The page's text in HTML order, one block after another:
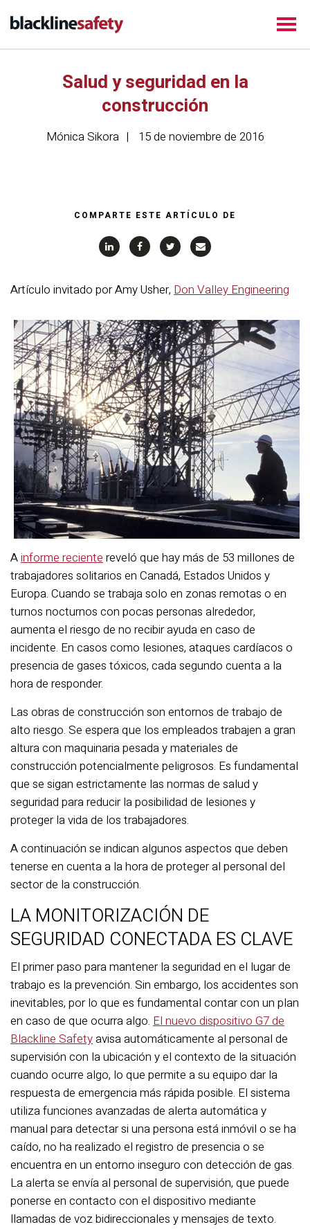
Salud y seguridad en la
construcción
Mónica Sikora 15 de noviembre de 2016
COMPARTE ESTE ARTÍCULO DE
Artículo invitado por Amy Usher, Don Valley Engineering
Ainforme recientereveló que hay más de 53 millones de
trabajadores solitarios en Canadá, Estados Unidos y
Europa. Cuando se trabaja solo en zonas remotas o en
turnos nocturnos con pocas personas alrededor,
aumenta el riesgo de no recibir ayuda en caso de
incidente. En casos como lesiones, ataques cardíacos o
presencia de gases tóxicos, cada segundo cuenta a la
hora de responder.
Las obras de construcción son entornos de trabajo de
alto riesgo. Se espera que los empleados trabajen a gran
altura con maquinaria pesada y materiales de
construcción potencialmente peligrosos. Es fundamental
que se sigan estrictamente las normas de salud y
seguridad para reducir la posibilidad de lesiones y
proteger la vida de los trabajadores.
A continuación se indican algunos aspectos que deben
tenerse en cuenta a la hora de proteger al personal del
sector de la construcción.
LA MONITORIZACIÓN DE
SEGURIDAD CONECTADA ES CLAVE
El primer paso para mantener la seguridad en el lugar de
trabajo es la prevención. Sin embargo, los accidentes son
inevitables, por lo que es fundamental contar con un plan
en caso de que ocurra algo. El nuevo dispositivo G7 de
Blackline Safetyavisa automáticamente al personal de
supervisión con la ubicación y el contexto de la situación
cuando ocurre algo, lo que permite a su equipo dar la
respuesta de emergencia más rápida posible. El sistema
utiliza funciones avanzadas de alerta automática y
manual para detectar si una persona está inmóvil o se ha
caído, no ha realizado el registro de presencia o se
encuentra en un entorno inseguro con detección de gas.
La alerta se envía al personal de supervisión, que puede
ponerse en contacto con el dispositivo mediante
llamadas de voz bidireccionales y mensajes de texto.